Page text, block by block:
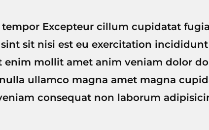
Excepteur cillum cupidatat
sit nisi est eu exercitation
mollit amet anim veniam dolor
ullamco magna amet magna
consequat non laborum